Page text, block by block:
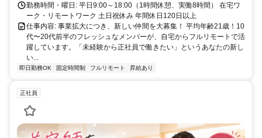
勤務時間・曜日: 平日9:00～18:00（1時間休憩、実働8時間） 在宅ワ
ーク・リモートワーク 土日祝休み 年間休日120日以上
仕事内容: 事業拡大につき、新しい仲間を大募集！ 平均年齢21歳！10
代〜20代前半のフレッシュなメンバーが、自宅からフルリモートで活
躍しています。「未経験から正社員で働きたい」というあなたの新し
い...
即日勤務OK 固定時間制 フルリモート 昇給あり
正社員